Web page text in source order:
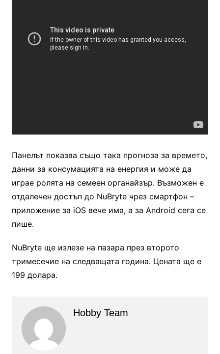
Панелът показва също така прогноза за времето,
данни за консумацията на енергия и може да
играе ролята на семеен органайзър. Възможен е
отдалечен достъп до NuBryte чрез смартфон –
приложение за iOS вече има, а за Android сега се
пише.
NuBryte ще излезе на пазара през второто
тримесечие на следващата година. Цената ще е
199 долара.
Hobby Team